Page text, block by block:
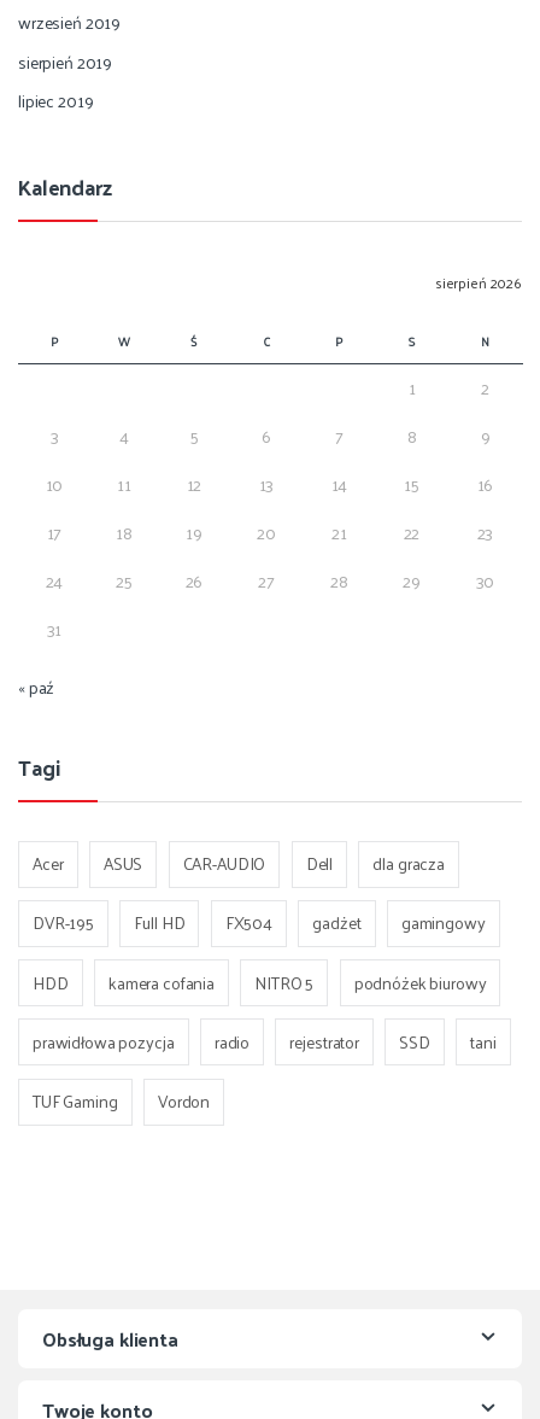
wrzesień 2019
sierpień 2019
lipiec 2019
Kalendarz
sierpień 2026
P W Ś C P S N
1
2
3
4 5 6 7 8
9
10
11 12 13 14 15
16
17
18 19 20 21 22
23
24
25 26 27 28 29
30
31
« paź
Tagi
Acer ASUS CAR-AUDIO Dell
dla gracza
DVR-195
Full HD FX504 gadżet
gamingowy
HDD
kamera cofania NITRO 5
podnóżek biurowy
prawidłowa pozycja
radio rejestrator SSD
tani
TUF Gaming
Vordon
Obsługa klienta
Twoje konto